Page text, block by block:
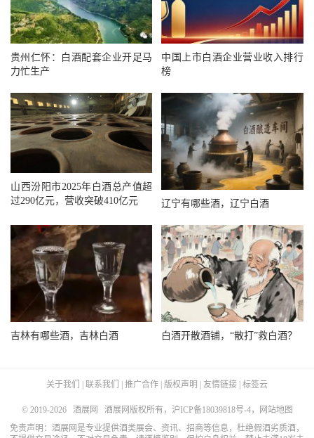
贵州仁怀：白酒配套企业开足马
力忙生产
中国上市白酒企业营业收入排行
榜
山西汾阳市2025年白酒总产值超
过290亿元，营收突破410亿元
辽宁有哪些酒，辽宁白酒
吉林有哪些酒，吉林白酒 白酒开散酒铺，“散打”救白酒？
关于我们 | 联系我们 | 推广合作 | 版权声明 | 友情链接 | 标签云
© 2019-2026 酒展网 酒展网版权所有， 沪ICP备18039818号-4，
网站地图
免责声明：酒展网是专业提供酒类展会、资讯、招商等信息，杜绝假酒劣质酒，